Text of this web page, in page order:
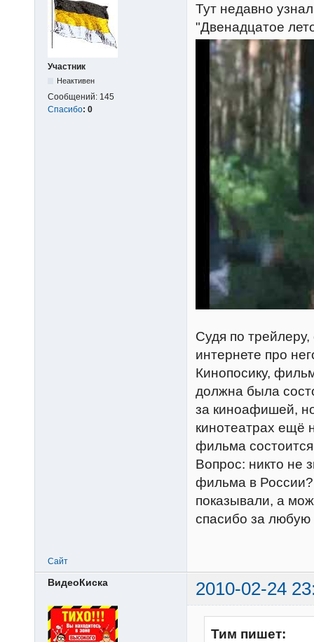
Участник
Неактивен
Сообщений: 145
Спасибо: 0
Тут недавно
"Двенадцатое
Судя по
интернете про
Кинопосику,
должна была
за киноафишей,
кинотеатрах ещё
фильма
Вопрос: никто не
фильма в
показывали, а
спасибо за
Сайт
ВидеоКиска 2010-02-24
Тим пишет: